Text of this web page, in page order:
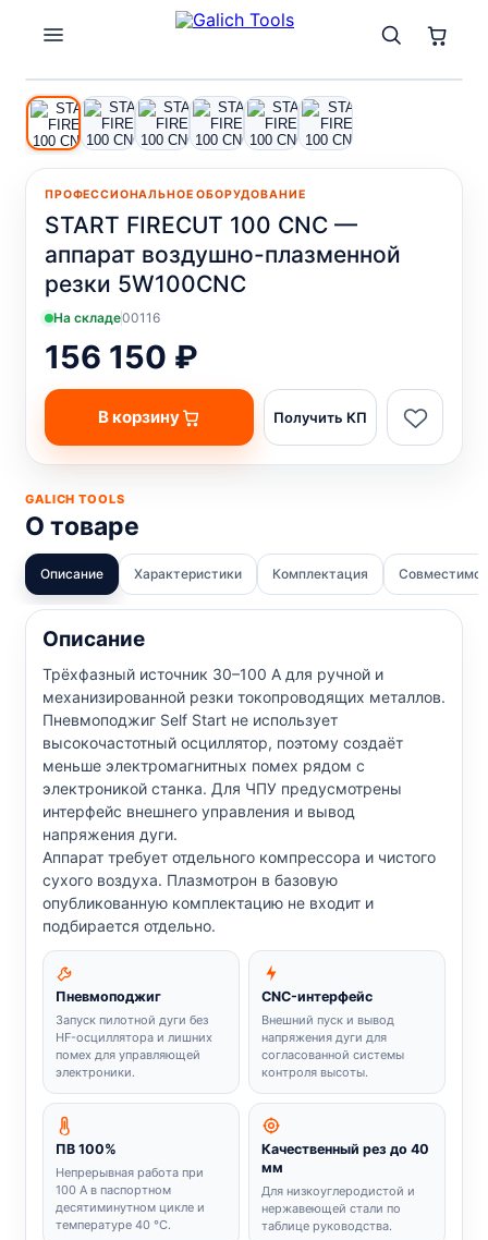
/ 6
ПРОФЕССИОНАЛЬНОЕ ОБОРУДОВАНИЕ
START FIRECUT 100 CNC —
аппарат воздушно-плазменной
резки 5W100CNC
На складе00116
156 150 ₽
В корзину Получить КП
GALICH TOOLS
О товаре
Описание Характеристики Комплектация
Описание
Трёхфазный источник 30–100 А для ручной и
механизированной резки токопроводящих металлов.
Пневмоподжиг Self Start не использует
высокочастотный осциллятор, поэтому создаёт
меньше электромагнитных помех рядом с
электроникой станка. Для ЧПУ предусмотрены
интерфейс внешнего управления и вывод
напряжения дуги.
Аппарат требует отдельного компрессора и чистого
сухого воздуха. Плазмотрон в базовую
опубликованную комплектацию не входит и
подбирается отдельно.
Пневмоподжиг
Запуск пилотной дуги без
HF-осциллятора и лишних
помех для управляющей
электроники.
CNC-интерфейс
Внешний пуск и вывод
напряжения дуги для
согласованной системы
контроля высоты.
ПВ 100%
Непрерывная работа при
100 А в паспортном
десятиминутном цикле и
температуре 40 °C.
Качественный рез до 40
мм
Для низкоуглеродистой и
нержавеющей стали по
таблице руководства.